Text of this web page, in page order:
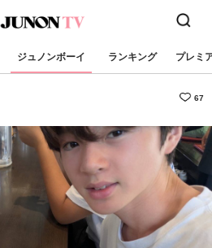
ジュノンボーイ ランキング プレミ
67